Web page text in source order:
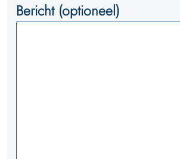
Bericht (optioneel)